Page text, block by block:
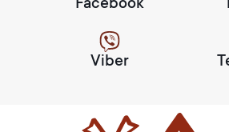
Facebook
Viber